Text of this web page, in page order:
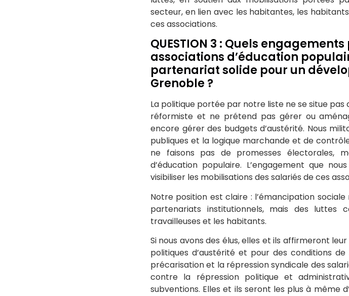
secteur, en lien avec les habitantes, les
ces associations.
QUESTION 3 : Quels
associations d’éducation
partenariat solide pour un
Grenoble ?
La politique portée par notre liste ne se situe
réformiste et ne prétend pas gérer ou
encore gérer des budgets d’austérité. Nous
publiques et la logique marchande et de
ne faisons pas de promesses électorales,
d’éducation populaire. L’engagement que
visibiliser les mobilisations des salariés de ces
Notre position est claire : l’émancipation
partenariats institutionnels, mais des luttes
travailleuses et les habitants.
Si nous avons des élus, elles et ils affirmeront
politiques d’austérité et pour des conditions
précarisation et la répression syndicale des
contre la répression politique et
subventions. Elles et ils seront les plus à même